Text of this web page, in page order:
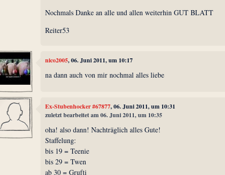
Nochmals Danke an alle und allen weiterhin GUT BLATT
Reiter53
nico2005, 06. Juni 2011, um 10:17
na dann auch von mir nochmal alles liebe
Ex-Stubenhocker #67877, 06. Juni 2011, um 10:31
zuletzt bearbeitet am 06. Juni 2011, um 10:35
oha! also dann! Nachträglich alles Gute!
Staffelung:
bis 19 = Teenie
bis 29 = Twen
ab 30 = Grufti